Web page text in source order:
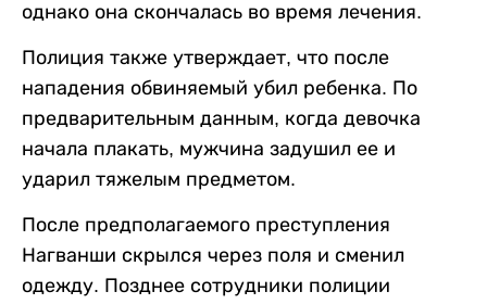
однако она скончалась во время лечения.
Полиция также утверждает, что после
нападения обвиняемый убил ребенка. По
предварительным данным, когда девочка
начала плакать, мужчина задушил ее и
ударил тяжелым предметом.
После предполагаемого преступления
Нагванши скрылся через поля и сменил
одежду. Позднее сотрудники полиции